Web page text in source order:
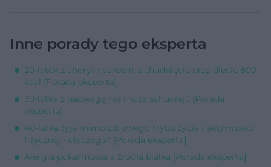
Inne porady tego eksperta
20-latek z chorym sercem a chudnięcie przy diecie 800
kcal [Porada eksperta]
30-latka z nadwagą nie może schudnąć [Porada
eksperta]
40-latka tyje mimo zdrowego trybu życia i aktywności
fizycznej - dlaczego? [Porada eksperta]
Alergia pokarmowa a źródła białka [Porada eksperta]